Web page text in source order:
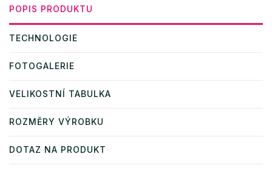
POPIS PRODUKTU
TECHNOLOGIE
FOTOGALERIE
VELIKOSTNÍ TABULKA
ROZMĚRY VÝROBKU
DOTAZ NA PRODUKT